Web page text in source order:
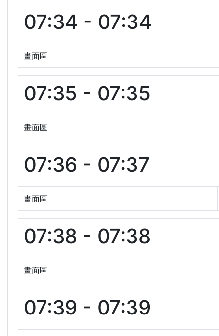
07:34 - 07:34
畫面區
07:35 - 07:35
畫面區
07:36 - 07:37
畫面區
07:38 - 07:38
畫面區
07:39 - 07:39